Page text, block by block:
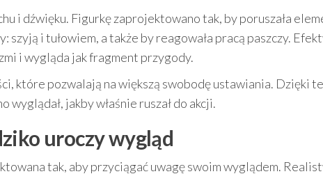
i dźwięku. Figurkę zaprojektowano tak, by poruszała
i tułowiem, a także by reagowała pracą paszczy.
i wygląda jak fragment przygody.
które pozwalają na większą swobodę ustawiania. Dzięki
jakby właśnie ruszał do akcji.
uroczy wygląd
tak, aby przyciągać uwagę swoim wyglądem.